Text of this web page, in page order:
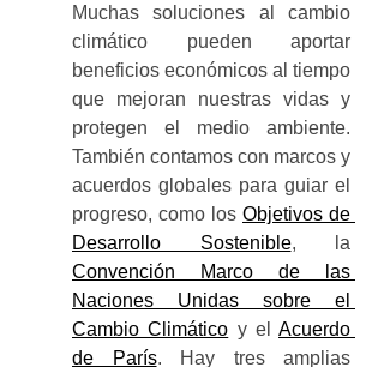
Muchas soluciones al cambio
climático pueden aportar
beneficios económicos al tiempo
que mejoran nuestras vidas y
protegen el medio ambiente.
También contamos con marcos y
acuerdos globales para guiar el
progreso, como los Objetivos de
Desarrollo Sostenible
Convención Marco de las
Naciones Unidas sobre el
Cambio Climático y el Acuerdo
de París. Hay tres amplias